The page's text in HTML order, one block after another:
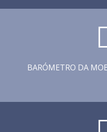
BARÓMETRO DA